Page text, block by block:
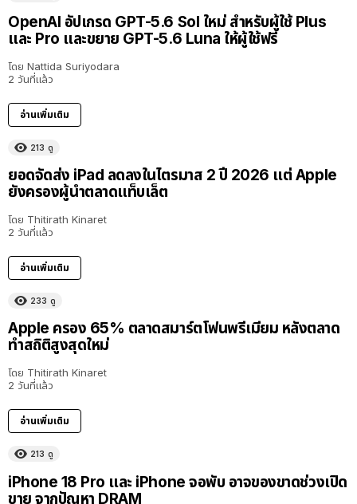
OpenAI อัปเกรด GPT-5.6 Sol ใหม่ สำหรับผู้ใช้ Plus
และ Pro และขยาย GPT-5.6 Luna ให้ผู้ใช้ฟรี
โดย Nattida Suriyodara
2 วันที่แล้ว
อ่านเพิ่มเติม
213 ดู
ยอดจัดส่ง iPad ลดลงในไตรมาส 2 ปี 2026 แต่ Apple
ยังครองผู้นำตลาดแท็บเล็ต
โดย Thitirath Kinaret
2 วันที่แล้ว
อ่านเพิ่มเติม
233 ดู
Apple ครอง 65% ตลาดสมาร์ตโฟนพรีเมียม หลังตลาด
ทำสถิติสูงสุดใหม่
โดย Thitirath Kinaret
2 วันที่แล้ว
อ่านเพิ่มเติม
213 ดู
iPhone 18 Pro และ iPhone จอพับ อาจของขาดช่วงเปิด
ขาย จากปัญหา DRAM